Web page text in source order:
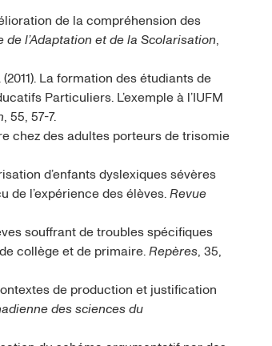
de la compréhension des
de l’Adaptation et de la Scolarisation,
(2011). La formation des étudiants de
Particuliers. L’exemple à l’IUFM
, 55, 57-7.
chez des adultes porteurs de trisomie
d’enfants dyslexiques sévères
de l’expérience des élèves. Revue
souffrant de troubles spécifiques
collège et de primaire. Repères, 35,
de production et justification
des sciences du